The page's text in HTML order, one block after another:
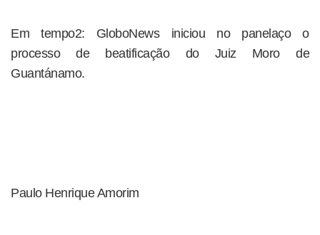
Em tempo2: GloboNews iniciou no panelaço o
processo de beatificação do Juiz Moro de
Guantánamo.
Paulo Henrique Amorim